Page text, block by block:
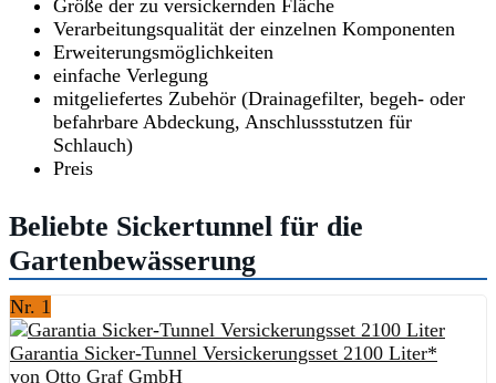
Größe der zu versickernden Fläche
Verarbeitungsqualität der einzelnen Komponenten
Erweiterungsmöglichkeiten
einfache Verlegung
mitgeliefertes Zubehör (Drainagefilter, begeh- oder
befahrbare Abdeckung, Anschlussstutzen für
Schlauch)
Preis
Beliebte Sickertunnel für die
Gartenbewässerung
Nr. 1
Garantia Sicker-Tunnel Versickerungsset 2100 Liter*
von Otto Graf GmbH